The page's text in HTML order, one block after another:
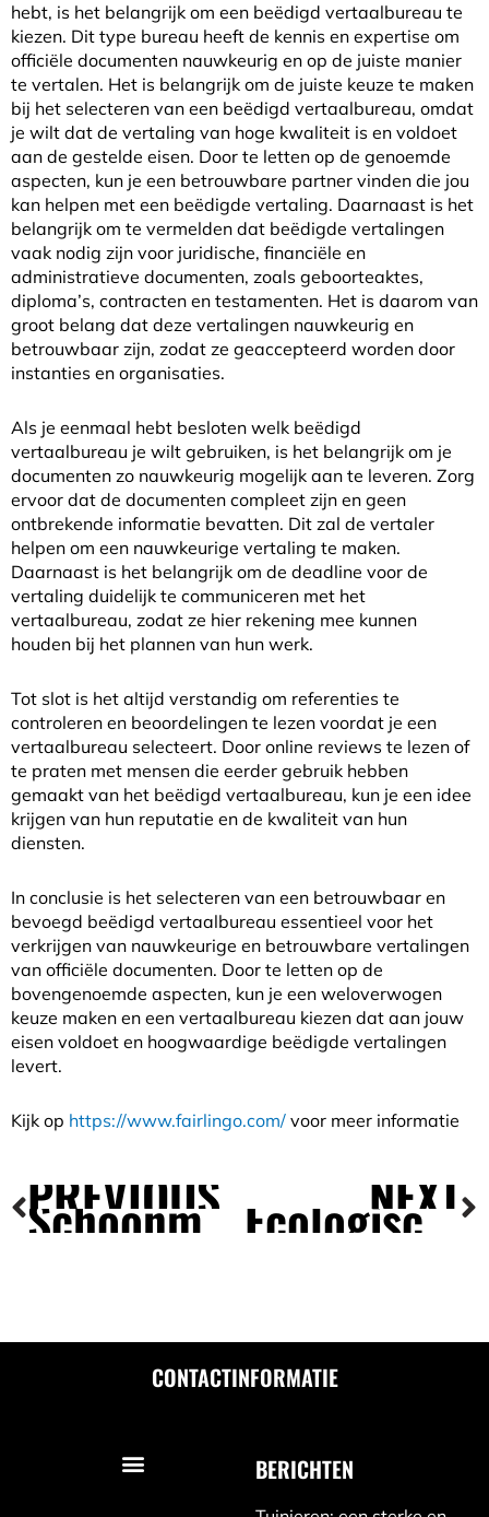
hebt, is het belangrijk om een beëdigd vertaalbureau te
kiezen. Dit type bureau heeft de kennis en expertise om
officiële documenten nauwkeurig en op de juiste manier
te vertalen. Het is belangrijk om de juiste keuze te maken
bij het selecteren van een beëdigd vertaalbureau, omdat
je wilt dat de vertaling van hoge kwaliteit is en voldoet
aan de gestelde eisen. Door te letten op de genoemde
aspecten, kun je een betrouwbare partner vinden die jou
kan helpen met een beëdigde vertaling. Daarnaast is het
belangrijk om te vermelden dat beëdigde vertalingen
vaak nodig zijn voor juridische, financiële en
administratieve documenten, zoals geboorteaktes,
diploma’s, contracten en testamenten. Het is daarom van
groot belang dat deze vertalingen nauwkeurig en
betrouwbaar zijn, zodat ze geaccepteerd worden door
instanties en organisaties.
Als je eenmaal hebt besloten welk beëdigd
vertaalbureau je wilt gebruiken, is het belangrijk om je
documenten zo nauwkeurig mogelijk aan te leveren. Zorg
ervoor dat de documenten compleet zijn en geen
ontbrekende informatie bevatten. Dit zal de vertaler
helpen om een ​​nauwkeurige vertaling te maken.
Daarnaast is het belangrijk om de deadline voor de
vertaling duidelijk te communiceren met het
vertaalbureau, zodat ze hier rekening mee kunnen
houden bij het plannen van hun werk.
Tot slot is het altijd verstandig om referenties te
controleren en beoordelingen te lezen voordat je een
vertaalbureau selecteert. Door online reviews te lezen of
te praten met mensen die eerder gebruik hebben
gemaakt van het beëdigd vertaalbureau, kun je een idee
krijgen van hun reputatie en de kwaliteit van hun
diensten.
In conclusie is het selecteren van een betrouwbaar en
bevoegd beëdigd vertaalbureau essentieel voor het
verkrijgen van nauwkeurige en betrouwbare vertalingen
van officiële documenten. Door te letten op de
bovengenoemde aspecten, kun je een weloverwogen
keuze maken en een vertaalbureau kiezen dat aan jouw
eisen voldoet en hoogwaardige beëdigde vertalingen
levert.
Kijk op https://www.fairlingo.com/ voor meer informatie
Vorige
PREVIOUS
Schoonmaak voor de oplevering van een woning NEXT
Ecologisch werkprotocol: duurzame stappen voor een groenere toekomst
CONTACTINFORMATIE
BERICHTEN